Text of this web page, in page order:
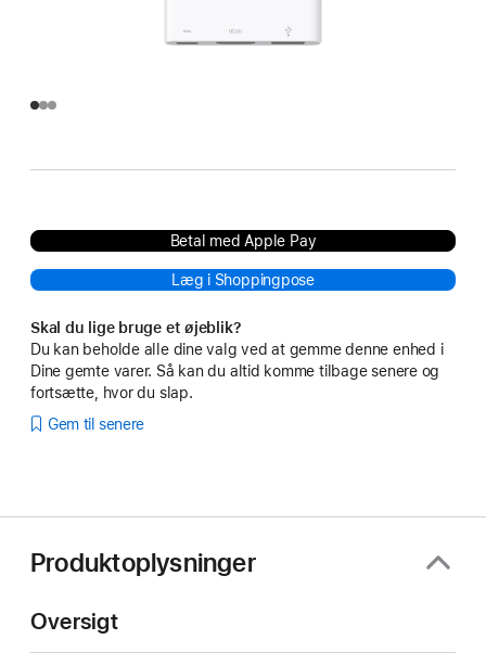
Betal med Apple Pay
Læg i Shoppingpose
Skal du lige bruge et øjeblik?
Du kan beholde alle dine valg ved at gemme denne enhed i
Dine gemte varer. Så kan du altid komme tilbage senere og
fortsætte, hvor du slap.
Gem til senere
Produktoplysninger
Oversigt